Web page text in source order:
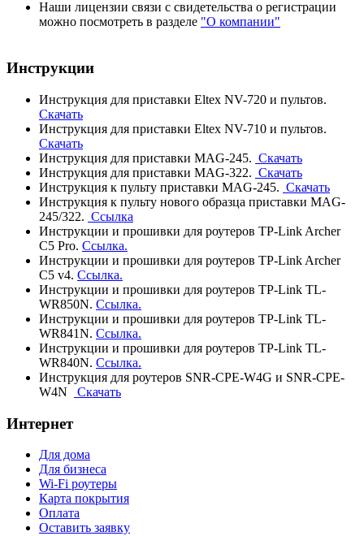
Наши лицензии связи с свидетельства о регистрации
можно посмотреть в разделе "О компании"
Инструкции
Инструкция для приставки Eltex NV-720 и пультов.
Скачать
Инструкция для приставки Eltex NV-710 и пультов.
Скачать
Инструкция для приставки MAG-245. Скачать
Инструкция для приставки MAG-322. Скачать
Инструкция к пульту приставки MAG-245. Скачать
Инструкция к пульту нового образца приставки MAG-
245/322. Ссылка
Инструкции и прошивки для роутеров TP-Link Archer
C5 Pro. Ссылка.
Инструкции и прошивки для роутеров TP-Link Archer
C5 v4. Ссылка.
Инструкции и прошивки для роутеров TP-Link TL-
WR850N. Ссылка.
Инструкции и прошивки для роутеров TP-Link TL-
WR841N. Ссылка.
Инструкции и прошивки для роутеров TP-Link TL-
WR840N. Ссылка.
Инструкция для роутеров SNR-CPE-W4G и SNR-CPE-
W4N
Скачать
Интернет
Для дома
Для бизнеса
Wi-Fi роутеры
Карта покрытия
Оплата
Оставить заявку